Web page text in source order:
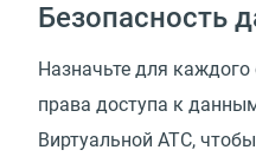
Безопасность
Назначьте для
права доступа к
Виртуальной АТС,